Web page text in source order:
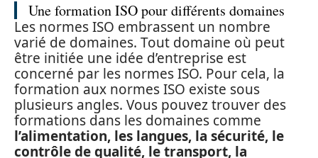
Une formation ISO pour différents domaines
Les normes ISO embrassent un nombre
varié de domaines. Tout domaine où peut
être initiée une idée d’entreprise est
concerné par les normes ISO. Pour cela, la
formation aux normes ISO existe sous
plusieurs angles. Vous pouvez trouver des
formations dans les domaines comme
l’alimentation, les langues, la sécurité, le
contrôle de qualité, le transport, la